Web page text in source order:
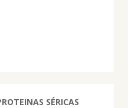
SÉRICAS